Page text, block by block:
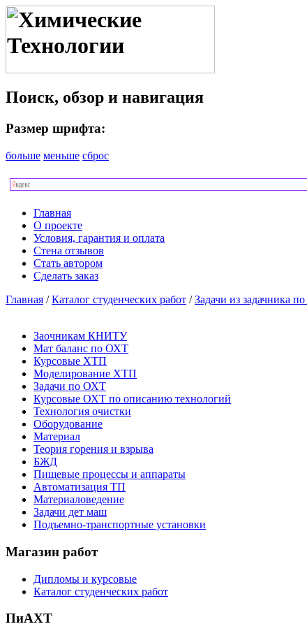
Поиск, обзор и навигация
Размер шрифта:
больше меньше сброс
Главная
О проекте
Условия, гарантия и оплата
Стена отзывов
Стать автором
Сделать заказ
Главная /Каталог студенческих работ /Задачи из задачника
Заочникам КНИТУ
Мат баланс по ОХТ
Курсовые ХТП
Моделирование ХТП
Задачи по ОХТ
Курсовые ОХТ по описанию технологий
Технология очистки
Оборудование
Материал
Теория горения и взрыва
БЖД
Пищевые процессы и аппараты
Автоматизация ТП
Материаловедение
Задачи дет маш
Подъемно-транспортные установки
Магазин работ
Дипломы и курсовые
Каталог студенческих работ
ПиАХТ